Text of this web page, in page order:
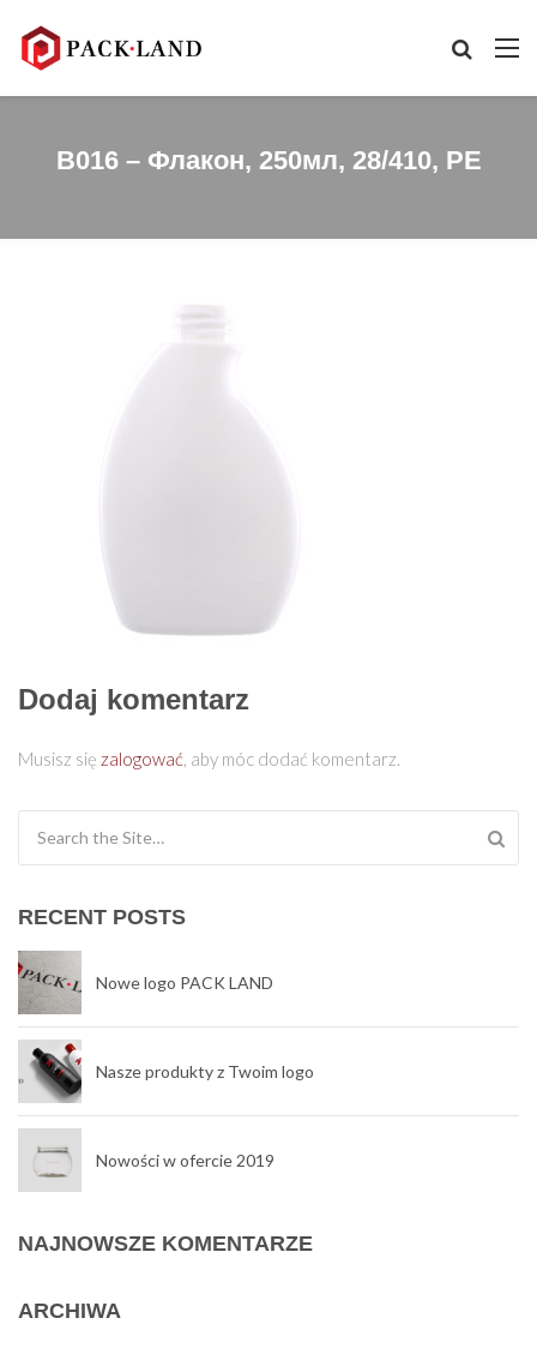
B016 – Флакон, 250мл, 28/410, PE
Dodaj komentarz
Musisz się zalogować, aby móc dodać komentarz.
RECENT POSTS
Nowe logo PACK LAND
Nasze produkty z Twoim logo
Nowości w ofercie 2019
NAJNOWSZE KOMENTARZE
ARCHIWA